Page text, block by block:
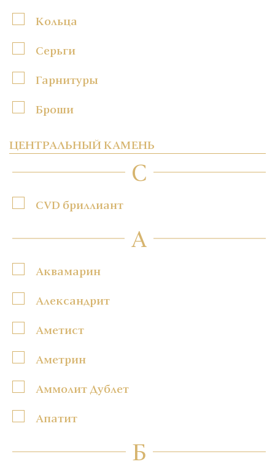
Кольца
Серьги
Гарнитуры
Броши
ЦЕНТРАЛЬНЫЙ КАМЕНЬ
C
CVD бриллиант
А
Аквамарин
Александрит
Аметист
Аметрин
Аммолит Дублет
Апатит
Б